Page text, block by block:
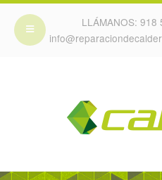
LLÁMANOS: 918